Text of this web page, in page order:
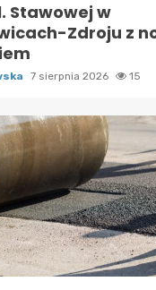
Stawowej w
Zdroju z
7 sierpnia 2026 15